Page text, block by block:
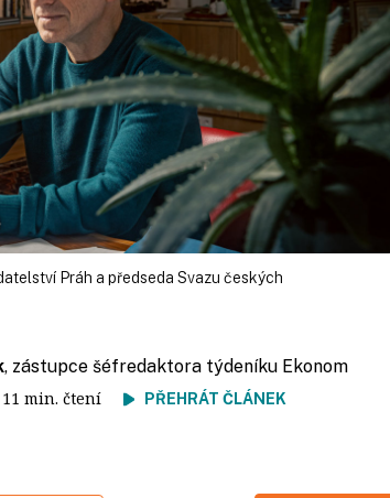
Práh a předseda Svazu českých
, zástupce šéfredaktora týdeníku Ekonom
11 min. čtení PŘEHRÁT ČLÁNEK